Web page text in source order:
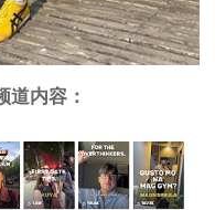
内容：